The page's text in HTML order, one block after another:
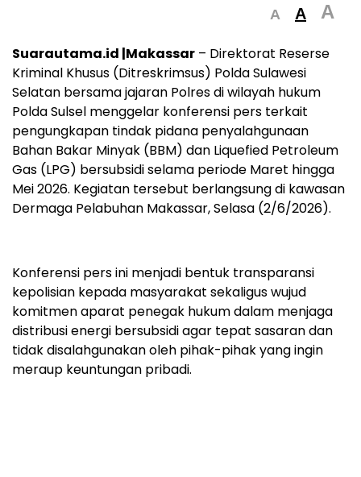
A A A
Suarautama.id |Makassar – Direktorat Reserse
Kriminal Khusus (Ditreskrimsus) Polda Sulawesi
Selatan bersama jajaran Polres di wilayah hukum
Polda Sulsel menggelar konferensi pers terkait
pengungkapan tindak pidana penyalahgunaan
Bahan Bakar Minyak (BBM) dan Liquefied Petroleum
Gas (LPG) bersubsidi selama periode Maret hingga
Mei 2026. Kegiatan tersebut berlangsung di kawasan
Dermaga Pelabuhan Makassar, Selasa (2/6/2026).
Konferensi pers ini menjadi bentuk transparansi
kepolisian kepada masyarakat sekaligus wujud
komitmen aparat penegak hukum dalam menjaga
distribusi energi bersubsidi agar tepat sasaran dan
tidak disalahgunakan oleh pihak-pihak yang ingin
meraup keuntungan pribadi.